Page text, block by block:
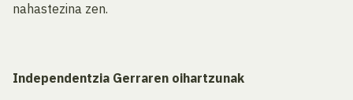
nahastezina zen.
Independentzia Gerraren oihartzunak